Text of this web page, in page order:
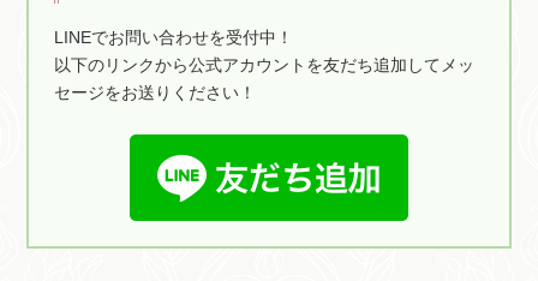
LINEでお問い合わせを受付中！
以下のリンクから公式アカウントを友だち追加してメッ
セージをお送りください！